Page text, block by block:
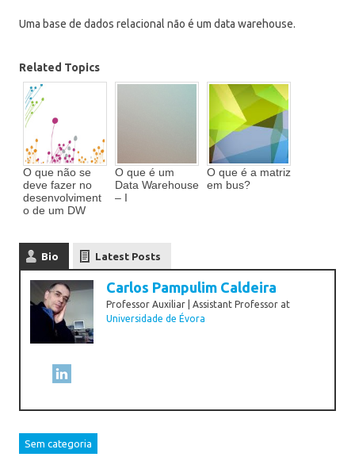
Uma base de dados relacional não é um data warehouse.
Related Topics
O que não se
deve fazer no
desenvolviment
o de um DW
O que é um
Data Warehouse
– I
O que é a matriz
em bus?
Bio Latest Posts
Carlos Pampulim Caldeira
Professor Auxiliar | Assistant Professor at
Universidade de Évora
Sem categoria